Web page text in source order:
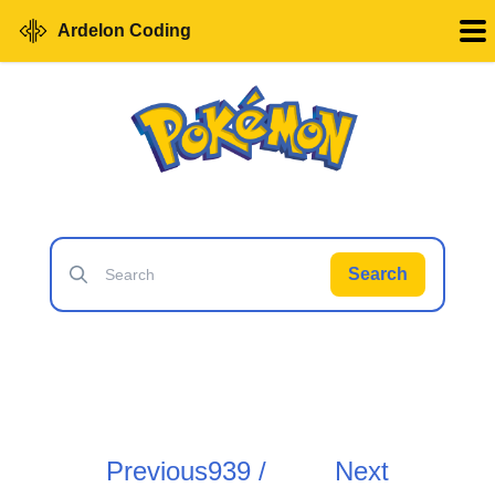
Ardelon Coding
Search
Previous939 /
Next